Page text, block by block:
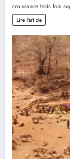
croissance trois fois
Lire l'article